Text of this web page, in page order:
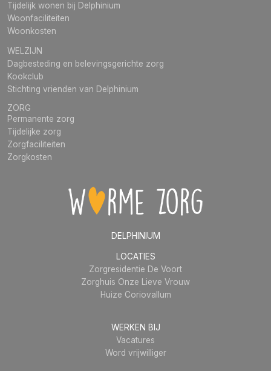
Tijdelijk wonen bij Delphinium
Woonfaciliteiten
Woonkosten
WELZIJN
Dagbesteding en belevingsgerichte zorg
Kookclub
Stichting vrienden van Delphinium
ZORG
Permanente zorg
Tijdelijke zorg
Zorgfaciliteiten
Zorgkosten
DELPHINIUM
LOCATIES
Zorgresidentie De Voort
Zorghuis Onze Lieve Vrouw
Huize Coriovallum
WERKEN BIJ
Vacatures
Word vrijwilliger